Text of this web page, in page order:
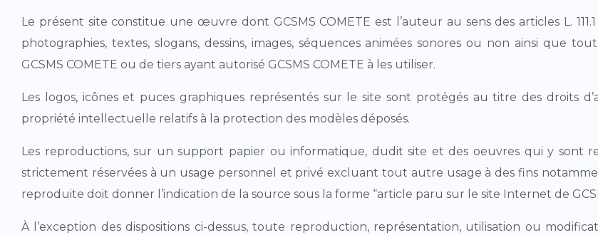
Le présent site constitue une œuvre dont GCSMS COMETE est l’auteur au sens des articles L.
photographies, textes, slogans, dessins, images, séquences animées sonores ou non ainsi que
GCSMS COMETE ou de tiers ayant autorisé GCSMS COMETE à les utiliser.
Les logos, icônes et puces graphiques représentés sur le site sont protégés au titre des droits
propriété intellectuelle relatifs à la protection des modèles déposés.
Les reproductions, sur un support papier ou informatique, dudit site et des oeuvres qui y sont
strictement réservées à un usage personnel et privé excluant tout autre usage à des fins
reproduite doit donner l’indication de la source sous la forme “article paru sur le site Internet de
À l’exception des dispositions ci-dessus, toute reproduction, représentation, utilisation ou